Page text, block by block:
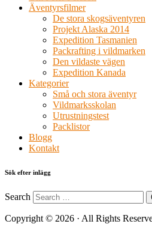
Äventyrsfilmer
De stora skogsäventyren
Projekt Alaska 2014
Expedition Tasmanien
Packrafting i vildmarken
Den vildaste vägen
Expedition Kanada
Kategorier
Små och stora äventyr
Vildmarksskolan
Utrustningstest
Packlistor
Blogg
Kontakt
Sök efter inlägg
Search
Copyright © 2026 · All Rights